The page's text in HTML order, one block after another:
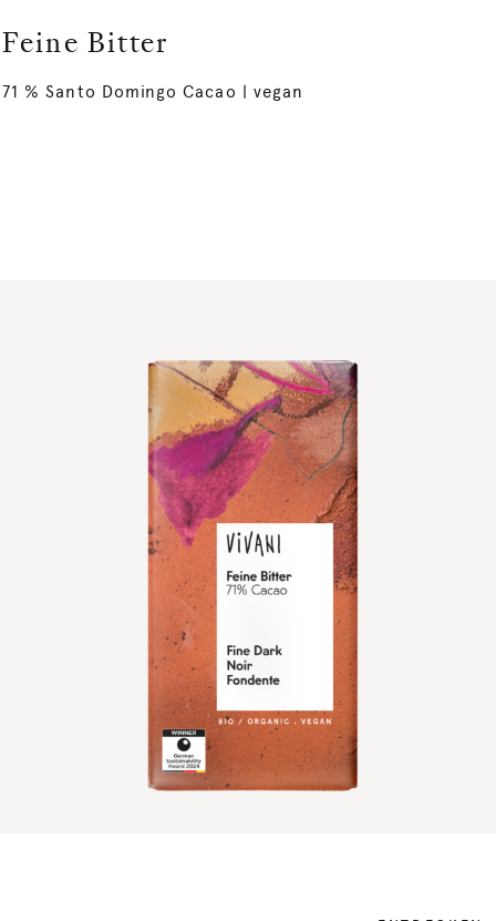
Feine Bitter
71 % Santo Domingo Cacao | vegan